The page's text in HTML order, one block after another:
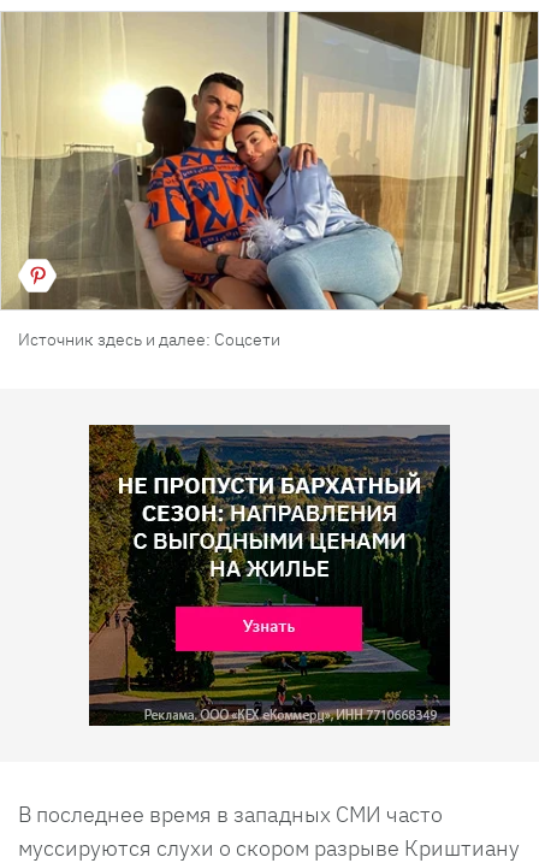
Источник здесь и далее: Соцсети
В последнее время в западных СМИ часто
муссируются слухи о скором разрыве Криштиану